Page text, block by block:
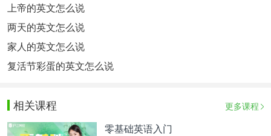
上帝的英文怎么说
两天的英文怎么说
家人的英文怎么说
复活节彩蛋的英文怎么说
相关课程 更多课程
零基础英语入门